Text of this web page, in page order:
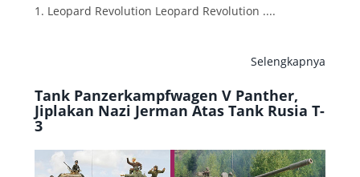
1. Leopard Revolution Leopard Revolution ....
Selengkapnya
Tank Panzerkampfwagen V Panther,
Jiplakan Nazi Jerman Atas Tank Rusia T-
3